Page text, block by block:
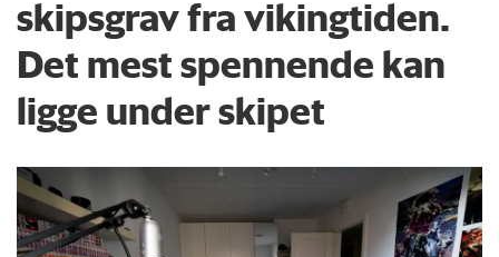
skipsgrav fra vikingtiden.
Det mest spennende kan
ligge under skipet